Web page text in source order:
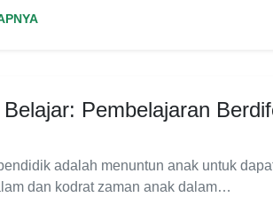
Pembelajaran
adalah menuntun anak untuk
dan kodrat zaman anak dalam…